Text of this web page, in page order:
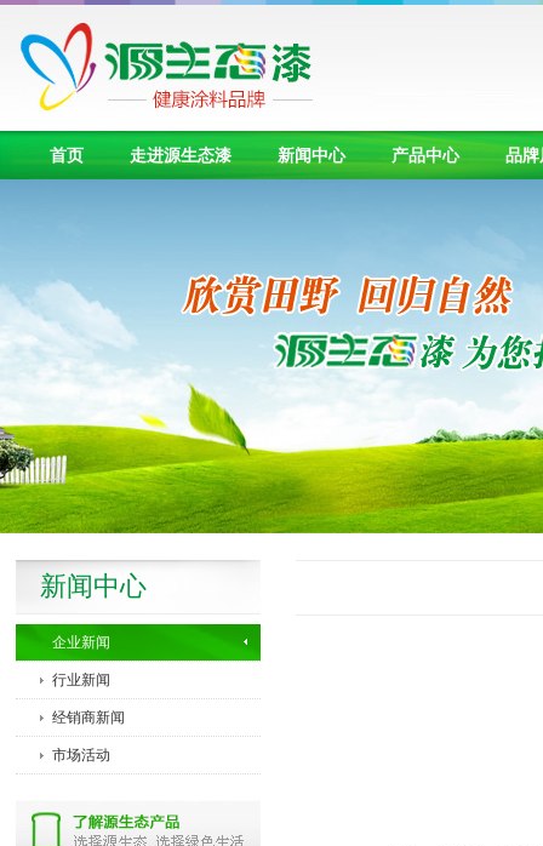
首页 走进源生态漆 新闻中心 产品中心 品牌
新闻中心
企业新闻
行业新闻
经销商新闻
市场活动